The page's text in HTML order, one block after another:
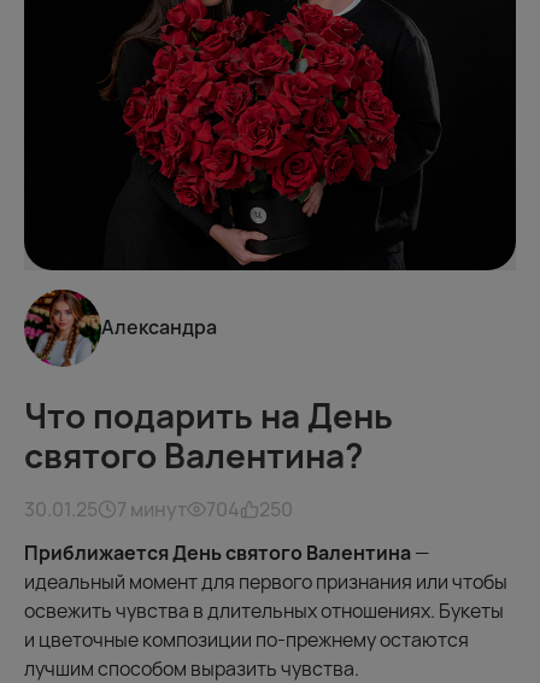
Александра
Что подарить на День
святого Валентина?
30.01.25 7 минут 704
250
Приближается День святого Валентина—
идеальный момент для первого признания или чтобы
освежить чувства в длительных отношениях. Букеты
и цветочные композиции по-прежнему остаются
лучшим способом выразить чувства.